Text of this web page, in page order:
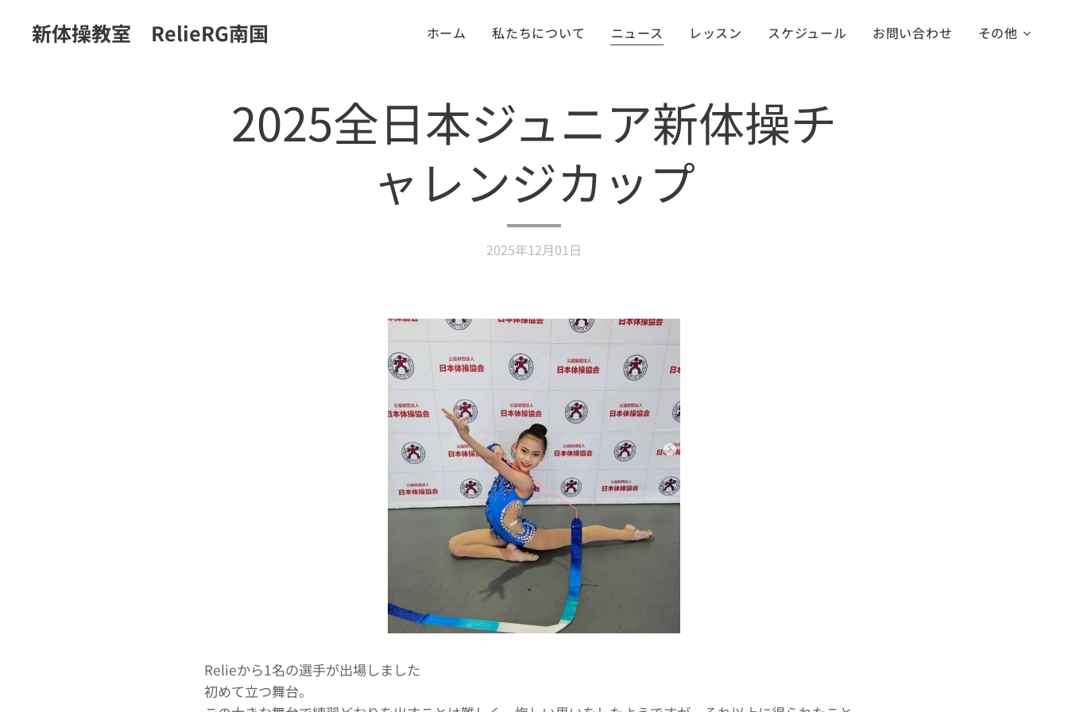
新体操教室 RelieRG南国 ホーム 私たちについて ニュース レッスン スケジュール お問い合わせ その他
2025全日本ジュニア新体操チ
ャレンジカップ
2025年12月01日
Relieから1名の選手が出場しました✨
初めて立つ舞台。